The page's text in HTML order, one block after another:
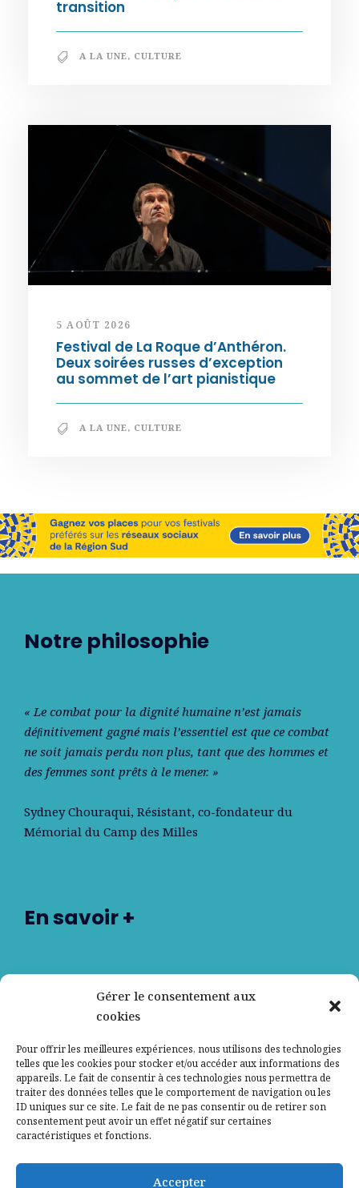
Gérer le consentement aux
cookies
Pour offrir les meilleures expériences, nous utilisons des technologies
telles que les cookies pour stocker et/ou accéder aux informations des
appareils. Le fait de consentir à ces technologies nous permettra de
traiter des données telles que le comportement de navigation ou les
ID uniques sur ce site. Le fait de ne pas consentir ou de retirer son
consentement peut avoir un effet négatif sur certaines
caractéristiques et fonctions.
Accepter
transition
A LA UNE, CULTURE
5 AOÛT 2026
Festival de La Roque d’Anthéron.
Deux soirées russes d’exception
au sommet de l’art pianistique
A LA UNE, CULTURE
Notre philosophie
« Le combat pour la dignité humaine n’est jamais
déﬁnitivement gagné mais l’essentiel est que ce combat
ne soit jamais perdu non plus, tant que des hommes et
des femmes sont prêts à le mener. »
Sydney Chouraqui, Résistant, co-fondateur du
Mémorial du Camp des Milles
En savoir +
Contactez-nous
Mentions légales